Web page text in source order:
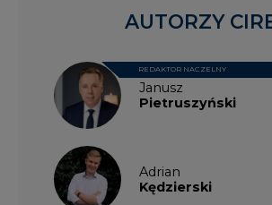
Janusz
Pietruszyński
REDAKTOR NACZELNY
Adrian
Kędzierski
AUTORZY